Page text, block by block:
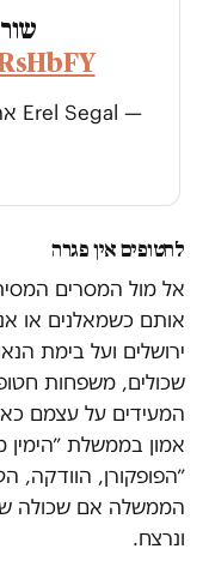
— Erel Segal אראל סגל (@ErelSegal)
לחטופים אין פגרה
אל מול המסרים
אותם כשמאלנים או
ירושלים ועל בימת
שכולים, משפחות
המעידים על עצמם
אמון בממשלת
״הפופקורן, הוודקה,
הממשלה אם שכולה
ונרצח.